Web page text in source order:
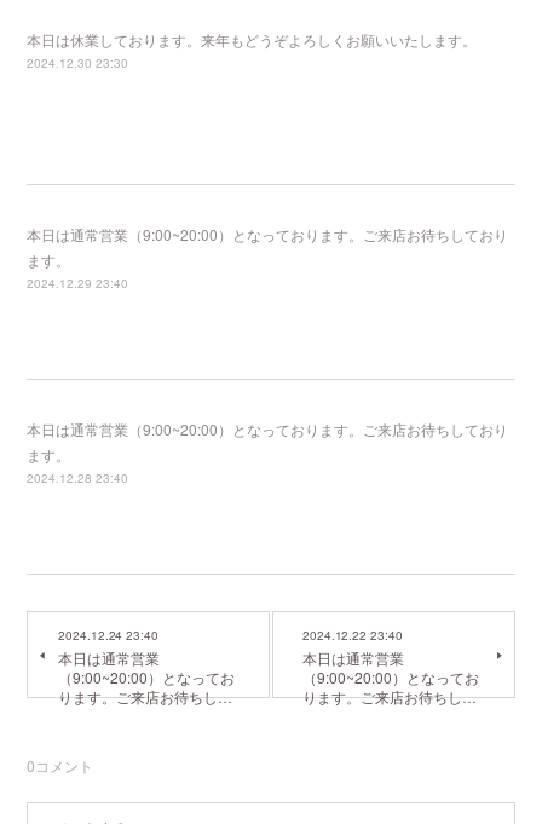
本日は休業しております。来年もどうぞよろしくお願いいたします。
2024.12.30 23:30
本日は通常営業（9:00~20:00）となっております。ご来店お待ちしており
ます。
2024.12.29 23:40
本日は通常営業（9:00~20:00）となっております。ご来店お待ちしており
ます。
2024.12.28 23:40
2024.12.24 23:40
本日は通常営業
（9:00~20:00）となってお
ります。ご来店お待ちし…
2024.12.22 23:40
本日は通常営業
（9:00~20:00）となってお
ります。ご来店お待ちし…
0コメント